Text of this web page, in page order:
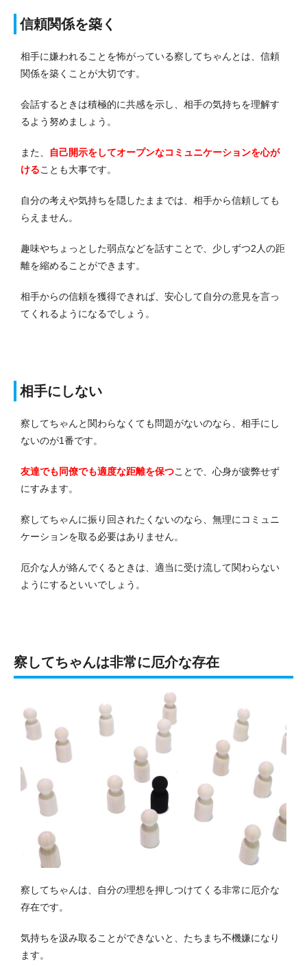
信頼関係を築く
相手に嫌われることを怖がっている察してちゃんとは、信頼
関係を築くことが大切です。
会話するときは積極的に共感を示し、相手の気持ちを理解す
るよう努めましょう。
また、
自己開示をしてオープンなコミュニケーションを心が
けることも大事です。
自分の考えや気持ちを隠したままでは、相手から信頼しても
らえません。
趣味やちょっとした弱点などを話すことで、少しずつ2人の距
離を縮めることができます。
相手からの信頼を獲得できれば、安心して自分の意見を言っ
てくれるようになるでしょう。
相手にしない
察してちゃんと関わらなくても問題がないのなら、相手にし
ないのが1番です。
友達でも同僚でも適度な距離を保つことで、心身が疲弊せず
にすみます。
察してちゃんに振り回されたくないのなら、無理にコミュニ
ケーションを取る必要はありません。
厄介な人が絡んでくるときは、適当に受け流して関わらない
ようにするといいでしょう。
察してちゃんは非常に厄介な存在
察してちゃんは、自分の理想を押しつけてくる非常に厄介な
存在です。
気持ちを汲み取ることができないと、たちまち不機嫌になり
ます。